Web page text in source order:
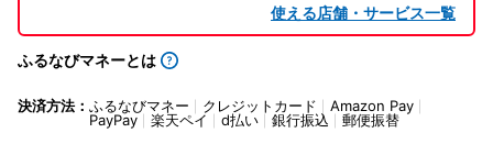
使える店舗・サービス一覧
ふるなびマネーとは
決済方法： ふるなびマネー クレジットカード
Amazon Pay
PayPay
楽天ペイ d払い 銀行振込 郵便振替